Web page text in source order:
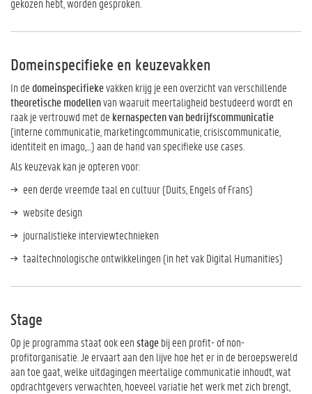
Domeinspecifieke en keuzevakken
In dedomeinspecifiekevakken krijg je een overzicht van verschillende
theoretische modellenvan waaruit meertaligheid bestudeerd wordt en
raak je vertrouwd met de kernaspecten van bedrijfscommunicatie
(interne communicatie, marketingcommunicatie, crisiscommunicatie,
identiteit en imago,…) aan de hand van specifieke use cases.
Als keuzevak kan je opteren voor:
een derde vreemde taal en cultuur (Duits, Engels of Frans)
website design
journalistieke interviewtechnieken
taaltechnologische ontwikkelingen (in het vak Digital Humanities)
Stage
Op je programma staat ook eenstagebij een profit- of non-
profitorganisatie. Je ervaart aan den lijve hoe het er in de beroepswereld
aan toe gaat, welke uitdagingen meertalige communicatie inhoudt, wat
opdrachtgevers verwachten, hoeveel variatie het werk met zich brengt,